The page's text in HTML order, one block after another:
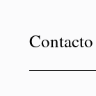
Contacto